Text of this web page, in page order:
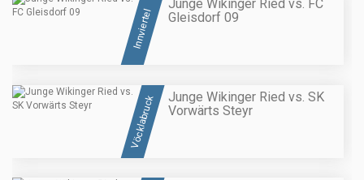
Innviertel
Junge Wikinger Ried vs. FC
Gleisdorf 09
Vöcklabruck
Junge Wikinger Ried vs. SK
Vorwärts Steyr